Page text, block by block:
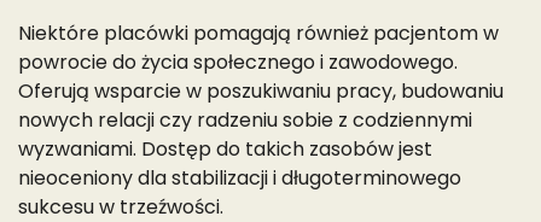
Niektóre placówki pomagają również pacjentom w
powrocie do życia społecznego i zawodowego.
Oferują wsparcie w poszukiwaniu pracy, budowaniu
nowych relacji czy radzeniu sobie z codziennymi
wyzwaniami. Dostęp do takich zasobów jest
nieoceniony dla stabilizacji i długoterminowego
sukcesu w trzeźwości.